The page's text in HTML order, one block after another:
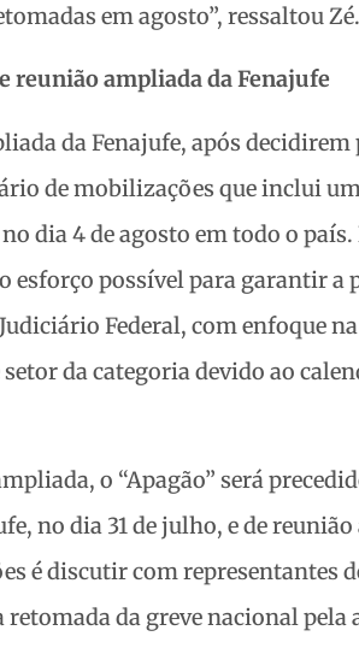
em agosto”, ressaltou Zé.
reunião ampliada da Fenajufe
da Fenajufe, após decidirem
de mobilizações que inclui
dia 4 de agosto em todo o país.
esforço possível para garantir a
Federal, com enfoque
da categoria devido ao
o “Apagão” será
no dia 31 de julho, e de reunião
é discutir com representantes
retomada da greve nacional pela